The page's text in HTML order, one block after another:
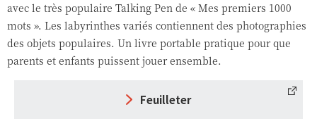
avec le très populaire Talking Pen de « Mes premiers 1000
mots ». Les labyrinthes variés contiennent des photographies
des objets populaires. Un livre portable pratique pour que
parents et enfants puissent jouer ensemble.
Feuilleter